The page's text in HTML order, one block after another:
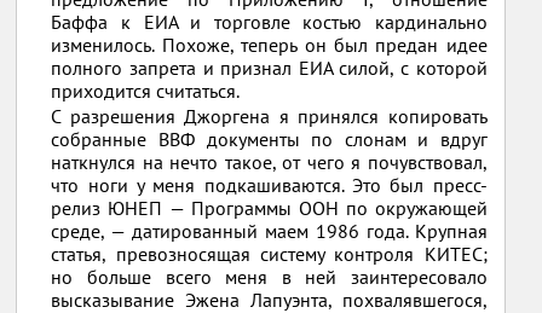
Баффа к ЕИА и торговле костью кардинально
изменилось. Похоже, теперь он был предан идее
полного запрета и признал ЕИА силой, с которой
приходится считаться.
С разрешения Джоргена я принялся копировать
собранные ВВФ документы по слонам и вдруг
наткнулся на нечто такое, от чего я почувствовал,
что ноги у меня подкашиваются. Это был пресс-
релиз ЮНЕП — Программы ООН по окружающей
среде, — датированный маем 1986 года. Крупная
статья, превозносящая систему контроля КИТЕС;
но больше всего меня в ней заинтересовало
высказывание Эжена Лапуэнта, похвалявшегося,